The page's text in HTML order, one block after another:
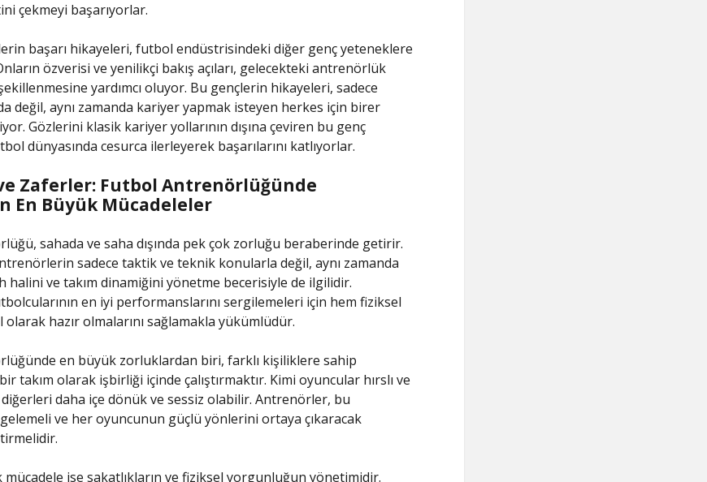
çekmeyi başarıyorlar.
başarı hikayeleri, futbol endüstrisindeki diğer genç yeteneklere
özverisi ve yenilikçi bakış açıları, gelecekteki antrenörlük
yardımcı oluyor. Bu gençlerin hikayeleri, sadece
değil, aynı zamanda kariyer yapmak isteyen herkes için birer
Gözlerini klasik kariyer yollarının dışına çeviren bu genç
dünyasında cesurca ilerleyerek başarılarını katlıyorlar.
Zaferler: Futbol Antrenörlüğünde
En Büyük Mücadeleler
sahada ve saha dışında pek çok zorluğu beraberinde getirir.
sadece taktik ve teknik konularla değil, aynı zamanda
halini ve takım dinamiğini yönetme becerisiyle de ilgilidir.
en iyi performanslarını sergilemeleri için hem fiziksel
olarak hazır olmalarını sağlamakla yükümlüdür.
en büyük zorluklardan biri, farklı kişiliklere sahip
takım olarak işbirliği içinde çalıştırmaktır. Kimi oyuncular hırslı ve
daha içe dönük ve sessiz olabilir. Antrenörler, bu
ve her oyuncunun güçlü yönlerini ortaya çıkaracak
ise sakatlıkların ve fiziksel yorgunluğun yönetimidir.